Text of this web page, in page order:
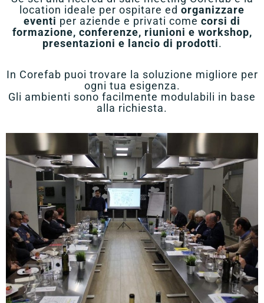
location ideale per ospitare ed organizzare
eventi per aziende e privati come corsi di
formazione, conferenze, riunioni e workshop,
presentazioni e lancio di prodotti.
In Corefab puoi trovare la soluzione migliore per
ogni tua esigenza.
Gli ambienti sono facilmente modulabili in base
alla richiesta.